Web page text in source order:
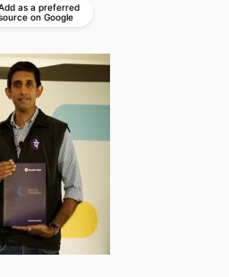
as a preferred
on Google